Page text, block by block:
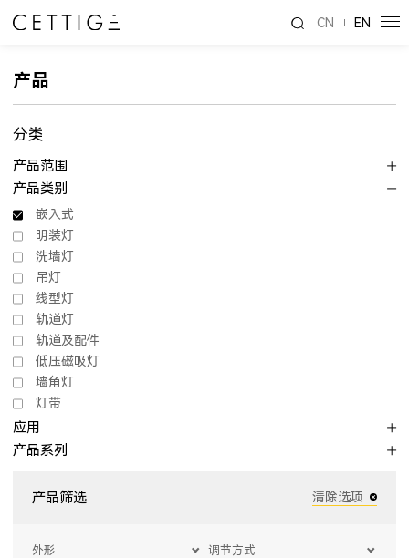
CN EN
产品
分类
产品范围
产品类别
嵌入式
明装灯
洗墙灯
吊灯
线型灯
轨道灯
轨道及配件
低压磁吸灯
墙角灯
灯带
应用
产品系列
产品筛选 清除选项
外形 调节方式